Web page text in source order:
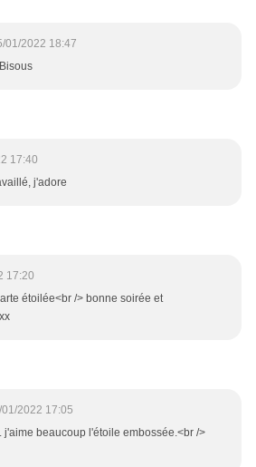
01/2022 18:47
17:40
j'adore
17:20
étoilée<br /> bonne soirée et
01/2022 17:05
j'aime beaucoup l'étoile embossée.<br />